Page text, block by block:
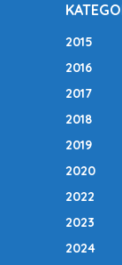
2015
2016
2017
2018
2019
2020
2022
2023
2024